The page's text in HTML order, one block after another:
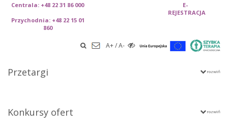
Skip
content
Centrala: +48 22 31 86 000
Przychodnia: +48 22 15 01
860
E-
REJESTRACJA
A+/A-
Przetargi
Konkursy ofert